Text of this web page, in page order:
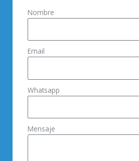
Nombre
Email
Whatsapp
Mensaje